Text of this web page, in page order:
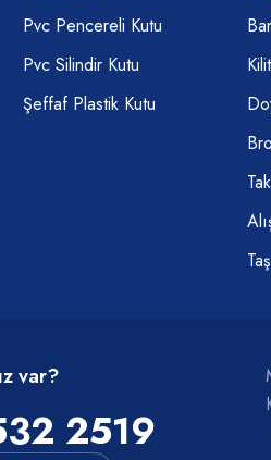
Pvc Pencereli Kutu
Pvc Silindir Kutu
Şeffaf Plastik Kutu
var?
2519